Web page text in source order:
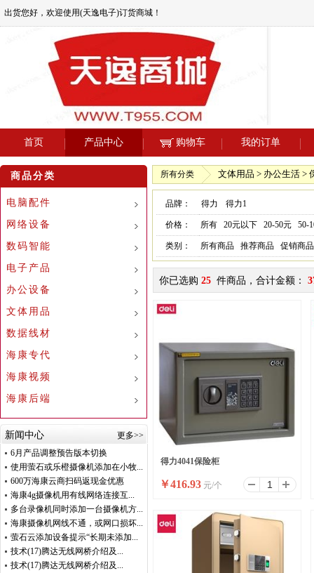
出货您好，欢迎使用(天逸电子)订货商城！
首页 产品中心 购物车 我的订单
商品分类
电脑配件
网络设备
数码智能
电子产品
办公设备
文体用品
数据线材
海康专代
海康视频
海康后端
新闻中心
更多>>
6月产品调整预告版本切换
使用萤石或乐橙摄像机添加在小牧...
600万海康云商扫码返现金优惠
海康4g摄像机用有线网络连接互...
多台录像机同时添加一台摄像机方...
海康摄像机网线不通，或网口损坏...
萤石云添加设备提示“长期未添加...
技术(17)腾达无线网桥介绍及...
技术(17)腾达无线网桥介绍及...
所有分类 文体用品 > 办公生活 >
品牌： 得力 得力1
价格： 所有 20元以下 20-50元 50-
类别： 所有商品 推荐商品 促销商品
你已选购 25 件商品，合计金额：
得力4041保险柜
￥416.93 元/个